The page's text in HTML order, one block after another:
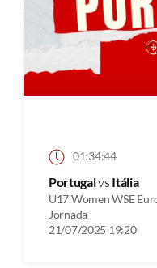
01:34:44
Portugalvs Itália
U17 Women WSE
Jornada
21/07/2025 19:20